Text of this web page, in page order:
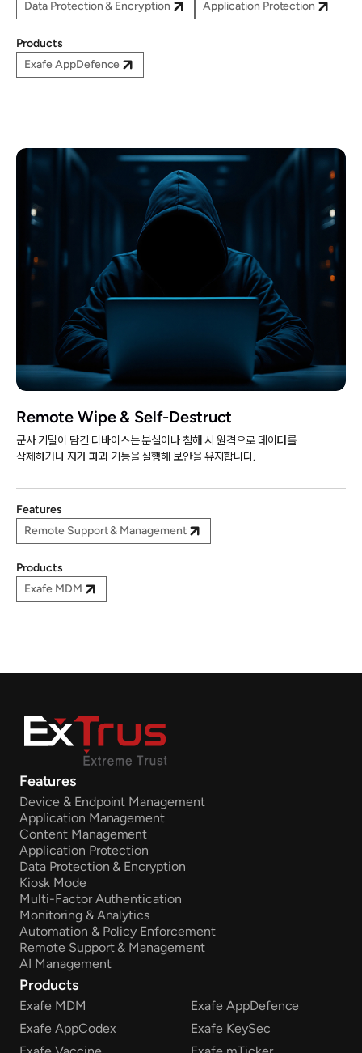
Data Protection & Encryption
Application Protection
Products
Exafe AppDefence
Remote Wipe & Self-Destruct
군사 기밀이 담긴 디바이스는 분실이나 침해 시 원격으로 데이터를
삭제하거나 자가 파괴 기능을 실행해 보안을 유지합니다.
Features
Remote Support & Management
Products
Exafe MDM
Features
Device & Endpoint Management
Application Management
Content Management
Application Protection
Data Protection & Encryption
Kiosk Mode
Multi-Factor Authentication
Monitoring & Analytics
Automation & Policy Enforcement
Remote Support & Management
AI Management
Products
Exafe MDM
Exafe AppDefence
Exafe AppCodex
Exafe KeySec